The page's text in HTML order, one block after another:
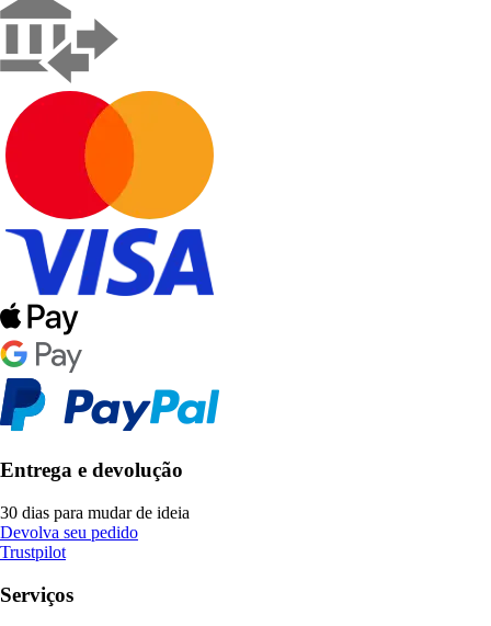
Entrega e devolução
30 dias para mudar de ideia
Devolva seu pedido
Trustpilot
Serviços